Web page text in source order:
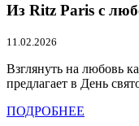
Из Ritz Paris с
11.02.2026
Взглянуть на любовь
предлагает в День
ПОДРОБНЕЕ